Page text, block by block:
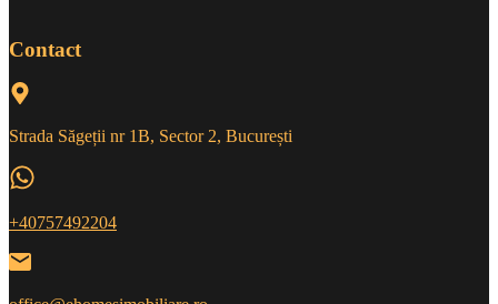
Contact
Strada Săgeții nr 1B, Sector 2, București
+40757492204